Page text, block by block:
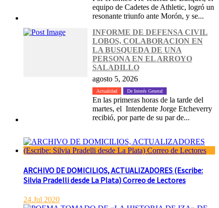
equipo de Cadetes de Athletic, logró un
resonante triunfo ante Morón, y se...
INFORME DE DEFENSA CIVIL
LOBOS, COLABORACION EN
LA BUSQUEDA DE UNA
PERSONA EN EL ARROYO
SALADILLO
agosto 5, 2026
Actualidad De Interés General
En las primeras horas de la tarde del
martes, el Intendente Jorge Etcheverry
recibió, por parte de su par de...
ARCHIVO DE DOMICILIOS, ACTUALIZADORES (Escribe:
Silvia Pradelli desde La Plata) Correo de Lectores
24.Jul 2020